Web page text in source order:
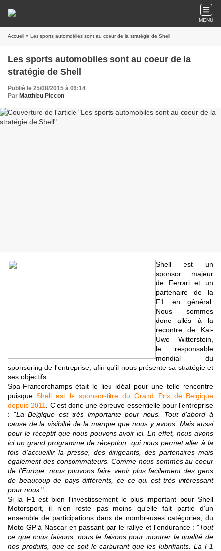
MENU
Accueil » Les sports automobiles sont au coeur de la stratégie de Shell
Les sports automobiles sont au coeur de la
stratégie de Shell
Publié le 25/08/2015 à 06:14
Par Matthieu Piccon
Shell est un
sponsor majeur
de Ferrari et un
partenaire de la
F1 en général.
Nous sommes
donc allés à la
recontre de Kai-
Uwe Witterstein,
le responsable
mondial du
sponsoring de l'entreprise, afin qu'il nous présente sa stratégie et
ses objectifs.
Spa-Francorchamps était le lieu idéal pour une telle rencontre
puisqueShell est le sponsor-titre du Grand Prix de Belgique
depuis 2011
. C'est donc une épreuve essentielle pour l'entreprise
: "La Belgique est très importante pour nous. Tout d'abord à
cause de la visibilté de la marque que nous y avons. Mais aussi
pour le réceptif que nous pouvons avoir ici. En effet, nous avons
ici un grand programme de réception, qui nous permet aller à la
fois d'accueillir la presse, des dirigeants, des partenaires mais
également des consommateurs. Comme nous sommes au coeur
de l'Europe, nous pouvons faire venir plus facilement des gens
de beaucoup de pays différents, ce ce qui est très intéressant
pour nous. "
Si la F1 est bien l'investissement le plus important pour Shell
Motorsport, il n'en reste pas moins qu'elle fait partie d'un
ensemble de participations dans de nombreuses catégories, du
Moto GP à Nascar en passant par le rallye et l'endurance : "Tout
ce que nous faisons, nous le faisons pour montrer la qualité de
nos produits, que ce soit le carburant que les lubrifiants. La F1